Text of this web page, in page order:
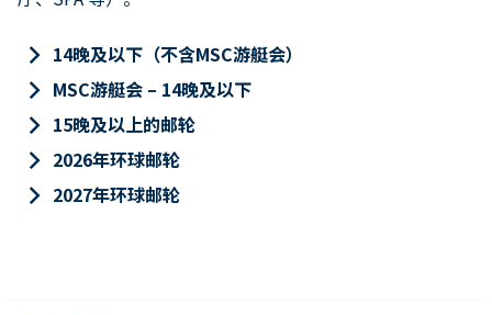
keyboard_arrow_right 14晚及以下（不含MSC游艇会）
keyboard_arrow_right MSC游艇会 – 14晚及以下
keyboard_arrow_right 15晚及以上的邮轮
keyboard_arrow_right 2026年环球邮轮
keyboard_arrow_right 2027年环球邮轮